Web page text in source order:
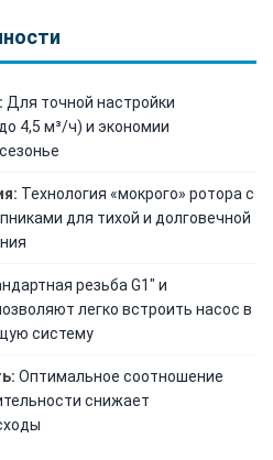
Для точной настройки
4,5 м³/ч) и экономии
Технология «мокрого» ротора с
для тихой и долговечной
резьба G1" и
легко встроить насос в
систему
Оптимальное соотношение
снижает